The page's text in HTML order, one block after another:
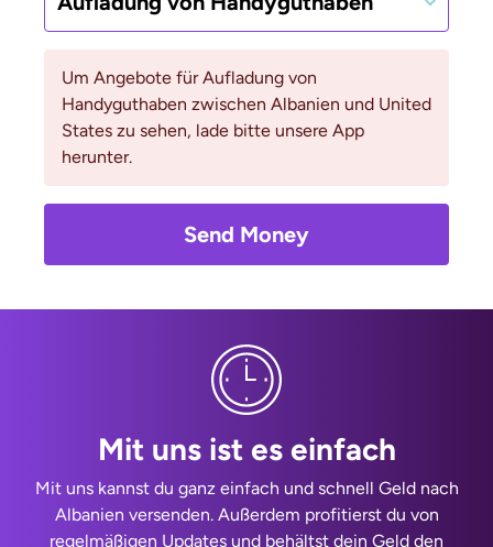
Um Angebote für Aufladung von
Handyguthaben zwischen Albanien und United
States zu sehen, lade bitte unsere App
herunter.
Send Money
Mit uns ist es einfach
Mit uns kannst du ganz einfach und schnell Geld nach
Albanien versenden. Außerdem profitierst du von
regelmäßigen Updates und behältst dein Geld den